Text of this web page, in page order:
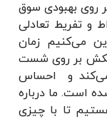
روی بهبودی سوق
و تفریط تعادلی
می‌کنیم زمان
چکش بر روی شست
و احساس
است. ما درباره
تا با چیزی